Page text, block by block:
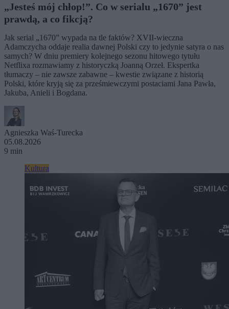
„Jesteś mój chłop!”. Co w serialu „1670” jest
prawdą, a co fikcją?
Jak serial „1670” wypada na tle faktów? XVII-wieczna
Adamczycha oddaje realia dawnej Polski czy to jedynie satyra o nas
samych? W dniu premiery kolejnego sezonu hitowego tytułu
Netflixa rozmawiamy z historyczką Joanną Orzeł. Ekspertka
tłumaczy – nie zawsze zabawne – kwestie związane z historią
Polski, które kryją się za prześmiewczymi postaciami Jana Pawła,
Jakuba, Anieli i Bogdana.
Agnieszka Waś-Turecka
05.08.2026
9 min
Kultura